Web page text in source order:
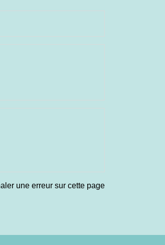
une erreur sur cette page